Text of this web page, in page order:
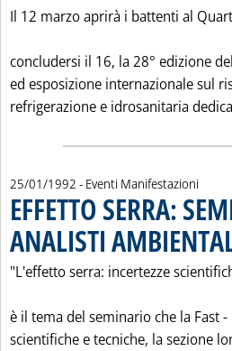
Il 12 marzo aprirà i battenti al
concludersi il 16, la 28° edizione
ed esposizione internazionale sul
refrigerazione e idrosanitaria
25/01/1992 - Eventi Manifestazioni
EFFETTO SERRA:
ANALISTI
"L'effetto serra: incertezze
è il tema del seminario che la Fast
scientifiche e tecniche, la sezione